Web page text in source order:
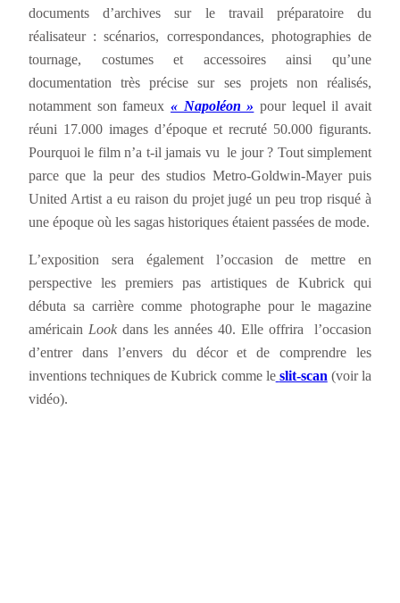
documents d’archives sur le travail préparatoire du
réalisateur : scénarios, correspondances, photographies de
tournage, costumes et accessoires ainsi qu’une
documentation très précise sur ses projets non réalisés,
notamment son fameux « Napoléon » pour lequel il avait
réuni 17.000 images d’époque et recruté 50.000 figurants.
Pourquoi le film n’a t-il jamais vu le jour ? Tout simplement
parce que la peur des studios Metro-Goldwin-Mayer puis
United Artist a eu raison du projet jugé un peu trop risqué à
une époque où les sagas historiques étaient passées de mode.
L’exposition sera également l’occasion de mettre en
perspective les premiers pas artistiques de Kubrick qui
débuta sa carrière comme photographe pour le magazine
américain Look dans les années 40. Elle offrira l’occasion
d’entrer dans l’envers du décor et de comprendre les
inventions techniques de Kubrick comme le slit-scan(voir la
vidéo).